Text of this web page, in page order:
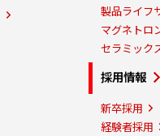
製品ライフ
マグネトロ
セラミック
採用情報
新卒採用
経験者採用